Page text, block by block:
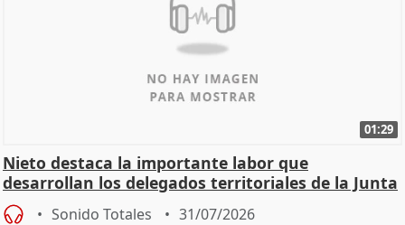
01:29
Nieto destaca la importante labor que
desarrollan los delegados territoriales de la Junta
Sonido Totales 31/07/2026